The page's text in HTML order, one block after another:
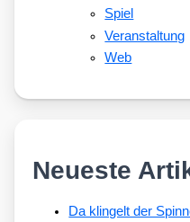
Spiel
Veranstaltung
Web
Neueste
Da klingelt der